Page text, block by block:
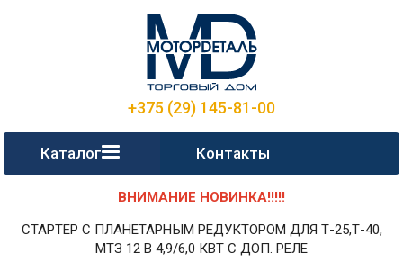
+375 (29) 145-81-00
Каталог Контакты
ВНИМАНИЕ НОВИНКА!!!!!
СТАРТЕР С ПЛАНЕТАРНЫМ РЕДУКТОРОМ ДЛЯ Т-25,Т-40,
МТЗ 12 В 4,9/6,0 КВТ С ДОП. РЕЛЕ